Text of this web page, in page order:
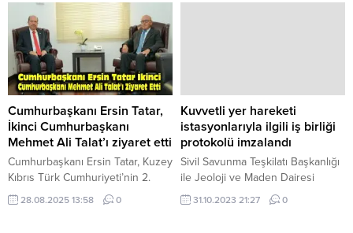
Akdoğan’da bu sabah 10.30
sıralarında bir restoranın
mutfağında, muhtemelen mangal
bacasında biriken yağ
kalıntılarının ısınıp alevlenmesi
sonucu yangın meydana geldi.
Polis açıklamasında yangın
sonucu, mangal aspiratörü,
duman tahliye borusu, klima...
tarafından yapılarak
söndürülmesinin ardından olay
yerine intikal eden itfaiye ekipleri
tarafından da soğutma...
Cumhurbaşkanı Ersin Tatar,
İkinci Cumhurbaşkanı
Mehmet Ali Talat’ı ziyaret etti
Cumhurbaşkanı Ersin Tatar, Kuzey
Kıbrıs Türk Cumhuriyeti’nin 2.
Cumhurbaşkanı Mehmet Ali Talat’ı
ziyaret ederek, görüştü. Ziyarette,
28.08.2025 13:58 0
Kuvvetli yer hareketi
istasyonlarıyla ilgili iş birliği
protokolü imzalandı
Sivil Savunma Teşkilatı Başkanlığı
ile Jeoloji ve Maden Dairesi
arasında, kuvvetli yer hareketi
istasyonlarının devri, bakımı ve
31.10.2023 21:27 0